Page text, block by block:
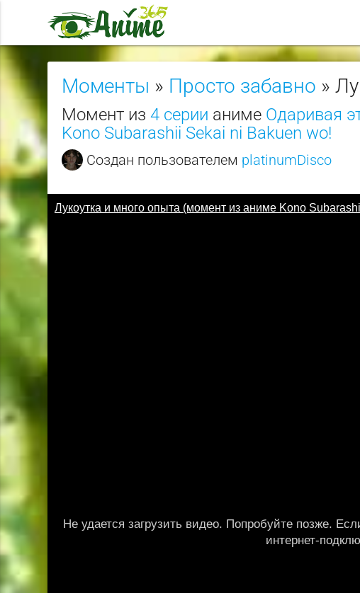
Моменты » Просто забавно »
Момент из4 серии аниме Одаривая
Kono Subarashii Sekai ni Bakuen wo!
Создан пользователем platinumDisco